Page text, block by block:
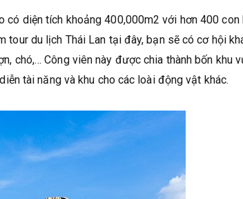
diện tích khoảng 400,000m2 với hơn 400 con
tour du lịch Thái Lan tại đây, bạn sẽ có cơ hội
chó,… Công viên này được chia thành bốn khu
tài năng và khu cho các loài động vật khác.